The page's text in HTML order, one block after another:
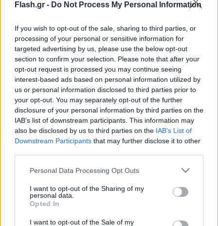
Flash.gr - Do Not Process My Personal Information
If you wish to opt-out of the sale, sharing to third parties, or
processing of your personal or sensitive information for
targeted advertising by us, please use the below opt-out
section to confirm your selection. Please note that after your
opt-out request is processed you may continue seeing
interest-based ads based on personal information utilized by
us or personal information disclosed to third parties prior to
your opt-out. You may separately opt-out of the further
disclosure of your personal information by third parties on the
IAB’s list of downstream participants. This information may
also be disclosed by us to third parties on the IAB’s List of
Downstream Participants that may further disclose it to other
Please note that this website/app uses one or more Google
not limited to your visit or usage behaviour. You may click to
grant or deny consent to Google and its third-party tags to
use your data for below specified purposes in below Google
consent section.
Personal Data Processing Opt Outs
I want to opt-out of the Sharing of my
personal data.
Opted In
I want to opt-out of the Sale of my
«Νονός της AI» προειδοποιεί: Σε λίγο δεν θα
μπορούμε να «ξεπεράσουμε» νοητικά την
Τεχνητή Νοημοσύνη
08.08.2026 ΧΡΙΣΤΌΔΟΥΛΟΣ ΣΚΟΎΝΤΑΣ